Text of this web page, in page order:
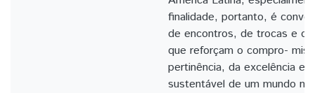
finalidade, portanto, é
de encontros, de trocas e
que reforçam o compro-
pertinência, da excelência e
sustentável de um mundo